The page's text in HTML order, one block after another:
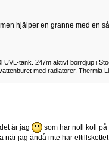
hjälper en granne med en
tank. 247m aktivt borrdjup i
med radiatorer. Thermia
är jag
som har noll koll på
när jag ändå inte har eltillskottet